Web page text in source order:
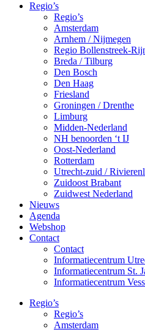
Regio’s
Regio’s
Amsterdam
Arnhem / Nijmegen
Regio Bollenstreek-
Breda / Tilburg
Den Bosch
Den Haag
Friesland
Groningen / Drenthe
Limburg
Midden-Nederland
NH benoorden ‘t IJ
Oost-Nederland
Rotterdam
Utrecht-zuid /
Zuidoost Brabant
Zuidwest Nederland
Nieuws
Agenda
Webshop
Contact
Contact
Informatiecentrum
Informatiecentrum St.
Informatiecentrum
Regio’s
Regio’s
Amsterdam